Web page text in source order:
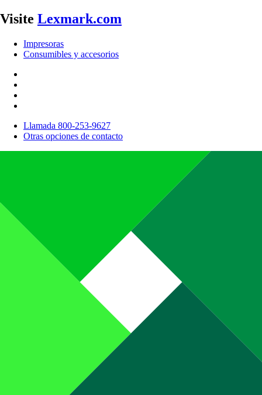
Visite Lexmark.com
Impresoras
Consumibles y accesorios
Llamada 800-253-9627
Otras opciones de contacto